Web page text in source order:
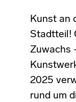
Kunst an
Stadtteil!
Zuwachs
2025
rund um